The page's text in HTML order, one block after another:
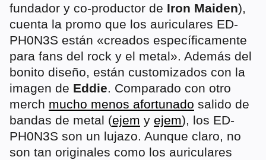
fundador y co-productor de Iron Maiden),
cuenta la promo que los auriculares ED-
PH0N3S están «creados específicamente
para fans del rock y el metal». Además del
bonito diseño, están customizados con la
imagen de Eddie. Comparado con otro
merch mucho menos afortunado salido de
bandas de metal (ejem y ejem), los ED-
PH0N3S son un lujazo. Aunque claro, no
son tan originales como los auriculares